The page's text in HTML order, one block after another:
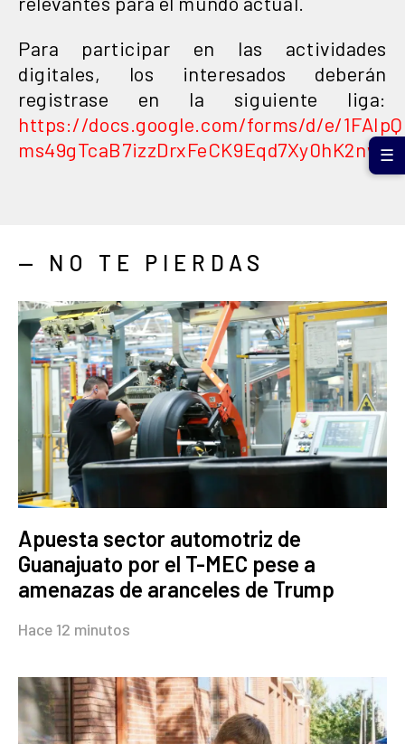
Para participar en las actividades
digitales, los interesados deberán
registrase en la siguiente liga:
https://docs.google.com/forms/d/e/
ms49gTcaB7izzDrxFeCK9Eqd7Xy0hK2nw/
— NO TE PIERDAS
Apuesta sector automotriz de
Guanajuato por el T-MEC pese a
amenazas de aranceles de Trump
Hace 12 minutos
☰